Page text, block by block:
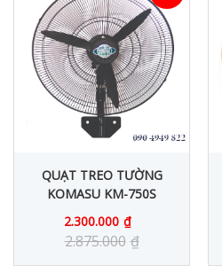
QUẠT TREO TƯỜNG
KOMASU KM-750S
2.300.000 ₫
2.875.000 ₫